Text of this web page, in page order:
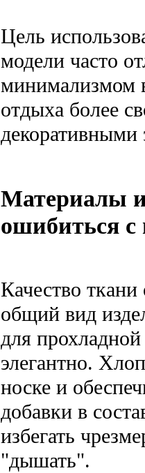
Цель
модели часто
минимализмом
отдыха более
декоративными
Материалы
ошибиться
Качество ткани
общий вид
для
элегантно.
носке и
добавки в
избегать
"дышать".